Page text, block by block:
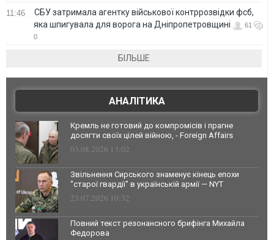
11:46
СБУ затримала агентку військової контррозвідки фсб,
яка шпигувала для ворога на Дніпропетровщині
61
0
БІЛЬШЕ
АНАЛІТИКА
Кремль не готовий до компромісів і прагне
досягти своїх цілей війною, - Foreign Affairs
03.08.2026 13:02
Звільнення Сирського знаменує кінець епохи
"старої гвардії" в українській армії — NYT
23.07.2026 10:32
Повний текст резонансного брифінга Михайла
Федорова